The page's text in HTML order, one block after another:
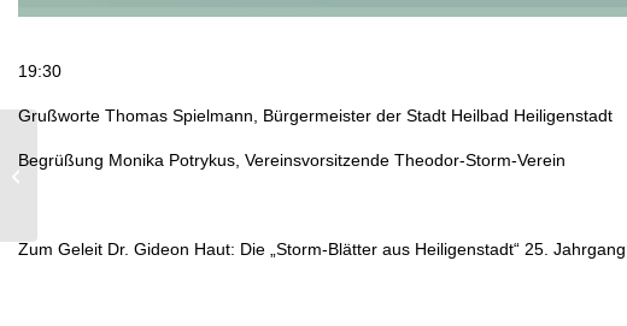
19:30
Grußworte Thomas Spielmann, Bürgermeister der Stadt Heilbad Heiligenstadt
Begrüßung Monika Potrykus, Vereinsvorsitzende Theodor-Storm-Verein
Zum Geleit Dr. Gideon Haut: Die „Storm-Blätter aus Heiligenstadt“ 25.
Rosenfest 2024